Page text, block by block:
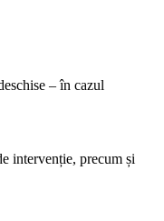
– în cazul
intervenție, precum și